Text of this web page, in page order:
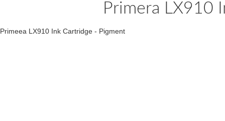
Primera LX910
Primeea LX910 Ink Cartridge - Pigment